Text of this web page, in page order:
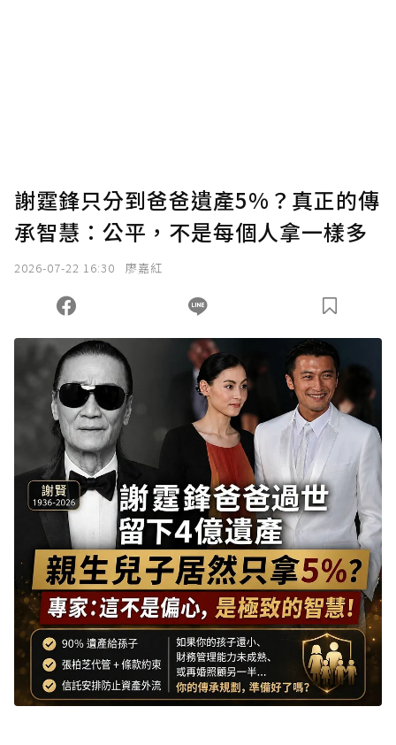
謝霆鋒只分到爸爸遺產5%？真正的傳
承智慧：公平，不是每個人拿一樣多
2026-07-22 16:30 廖嘉紅